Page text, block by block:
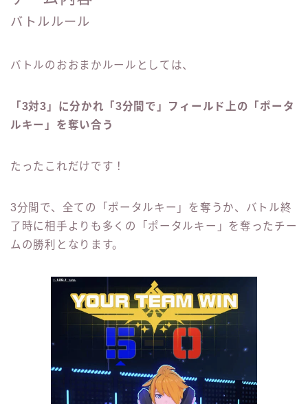
バトルルール
バトルのおおまかルールとしては、
「3対3」に分かれ「3分間で」フィールド上の「ポータ
ルキー」を奪い合う
たったこれだけです！
3分間で、全ての「ポータルキー」を奪うか、バトル終
了時に相手よりも多くの「ポータルキー」を奪ったチー
ムの勝利となります。